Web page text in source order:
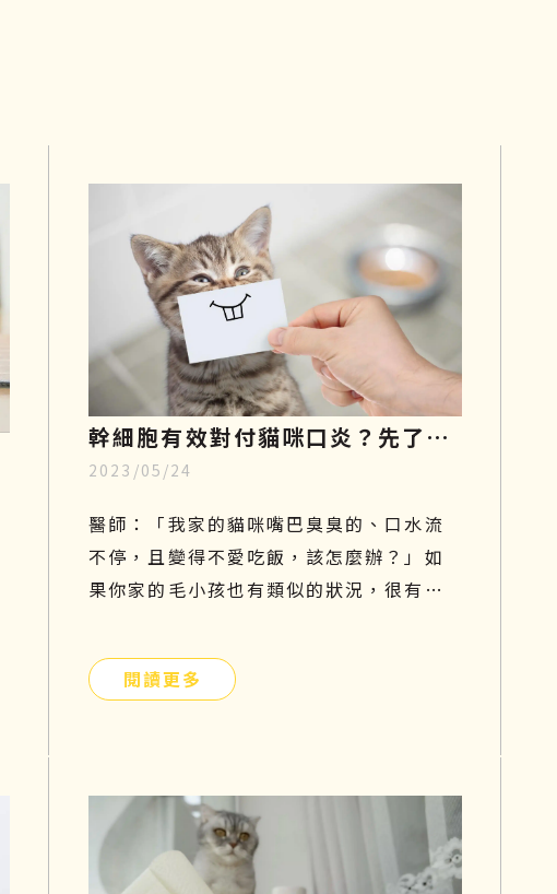
幹細胞有效對付貓咪口炎？先了解
成因、症狀和照顧，再探索治療新
知
2023/05/24
醫師：「我家的貓咪嘴巴臭臭的、口水流
不停，且變得不愛吃飯，該怎麼辦？」如
果你家的毛小孩也有類似的狀況，很有可
響貓咪的食慾及健康，因此這個問題不能
太輕忽，需要及時預防和治療。本篇將帶
閱讀更多